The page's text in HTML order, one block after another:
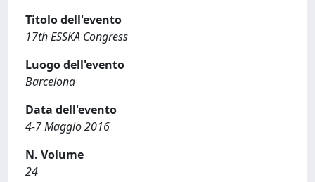
Titolo dell'evento
17th ESSKA Congress
Luogo dell'evento
Barcelona
Data dell'evento
4-7 Maggio 2016
N. Volume
24